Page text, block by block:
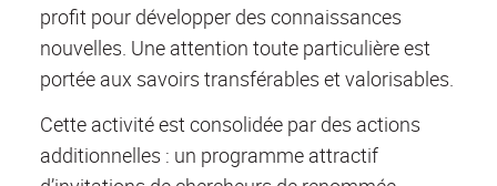
profit pour développer des connaissances
nouvelles. Une attention toute particulière est
portée aux savoirs transférables et valorisables.
Cette activité est consolidée par des actions
additionnelles : un programme attractif